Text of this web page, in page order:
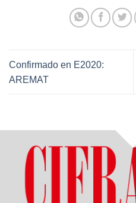
Confirmado en E2020:
AREMAT